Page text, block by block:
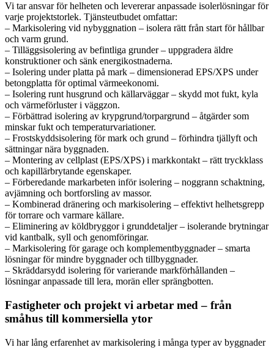
Vi tar ansvar för helheten och levererar anpassade isolerlösningar för
varje projektstorlek. Tjänsteutbudet omfattar:
– Markisolering vid nybyggnation – isolera rätt från start för hållbar
och varm grund.
– Tilläggsisolering av befintliga grunder – uppgradera äldre
konstruktioner och sänk energikostnaderna.
– Isolering under platta på mark – dimensionerad EPS/XPS under
betongplatta för optimal värmeekonomi.
– Isolering runt husgrund och källarväggar – skydd mot fukt, kyla
och värmeförluster i väggzon.
– Förbättrad isolering av krypgrund/torpargrund – åtgärder som
minskar fukt och temperaturvariationer.
– Frostskyddsisolering för mark och grund – förhindra tjällyft och
sättningar nära byggnaden.
– Montering av cellplast (EPS/XPS) i markkontakt – rätt tryckklass
och kapillärbrytande egenskaper.
– Förberedande markarbeten inför isolering – noggrann schaktning,
avjämning och bortforsling av massor.
– Kombinerad dränering och markisolering – effektivt helhetsgrepp
för torrare och varmare källare.
– Eliminering av köldbryggor i grunddetaljer – isolerande brytningar
vid kantbalk, syll och genomföringar.
– Markisolering för garage och komplementbyggnader – smarta
lösningar för mindre byggnader och tillbyggnader.
– Skräddarsydd isolering för varierande markförhållanden –
lösningar anpassade till lera, morän eller sprängbotten.
Fastigheter och projekt vi arbetar med – från
småhus till kommersiella ytor
Vi har lång erfarenhet av markisolering i många typer av byggnader